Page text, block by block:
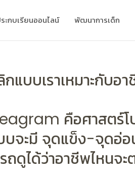
ะกบเรียนออนไลน์ พัฒนาการเด็ก
บเราเหมาะกับอา
คือศาสตร์
บจะมี จุดแข็ง-จุดอ่
ถดูได้ว่าอาชีพไหนจ